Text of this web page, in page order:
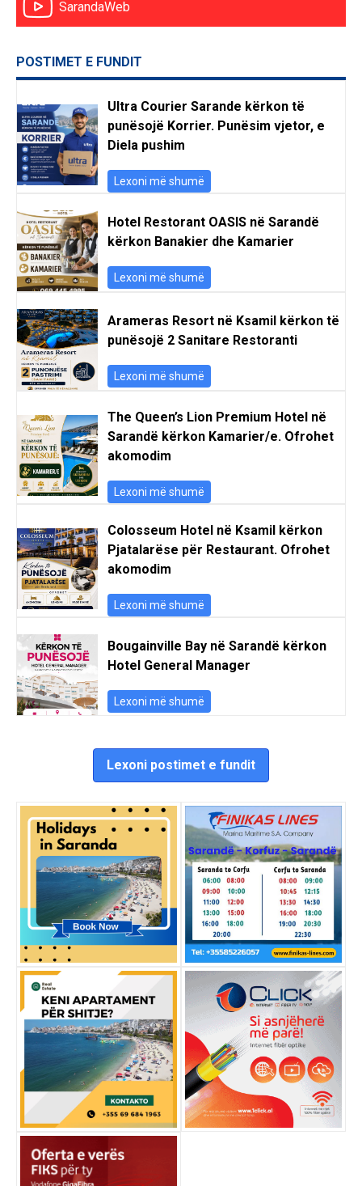
SarandaWeb
POSTIMET E FUNDIT
Ultra Courier Sarande kërkon të
punësojë Korrier. Punësim vjetor, e
Diela pushim
Lexoni më shumë
Hotel Restorant OASIS në Sarandë
kërkon Banakier dhe Kamarier
Lexoni më shumë
Arameras Resort në Ksamil kërkon të
punësojë 2 Sanitare Restoranti
Lexoni më shumë
The Queen’s Lion Premium Hotel në
Sarandë kërkon Kamarier/e. Ofrohet
akomodim
Lexoni më shumë
Colosseum Hotel në Ksamil kërkon
Pjatalarëse për Restaurant. Ofrohet
akomodim
Lexoni më shumë
Bougainville Bay në Sarandë kërkon
Hotel General Manager
Lexoni më shumë
Lexoni postimet e fundit